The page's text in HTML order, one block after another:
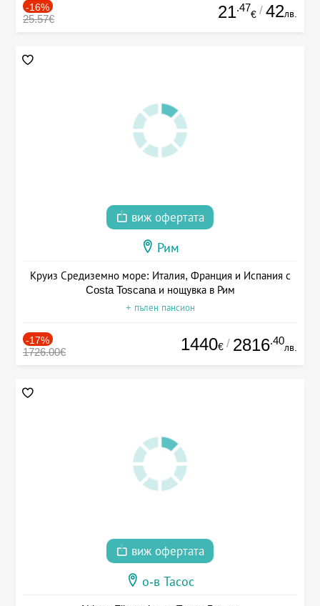
-16%
25.57€ 21.47
€ / 42лв.
виж офертата
Рим
Круиз Средиземно море: Италия, Франция и Испания с
Costa Toscana и нощувка в Рим
+ пълен пансион
-17%
1726.00€ 1440€ / 2816.40
лв.
виж офертата
о-в Тасос